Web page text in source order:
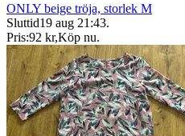
ONLY beige tröja, storlek M
Sluttid19 aug 21:43.
Pris:92 kr,Köp nu.